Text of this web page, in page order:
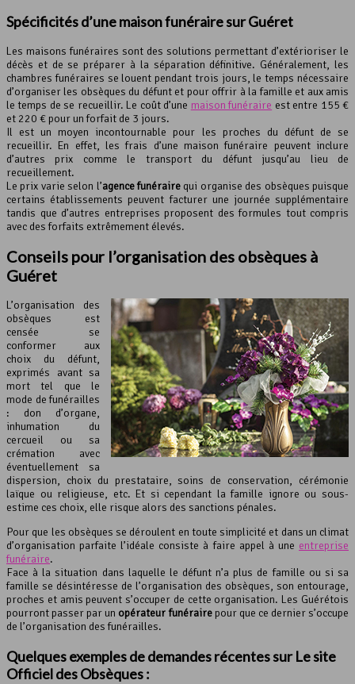
Spécificités d’unemaison funérairesur Guéret
Les maisons funéraires sont des solutions permettant d’extérioriser le
décès et de se préparer à la séparation définitive. Généralement, les
chambres funéraires se louent pendant trois jours, le temps nécessaire
d’organiser les obsèques du défunt et pour offrir à la famille et aux amis
le temps de se recueillir. Le coût d’une maison funéraire est entre 155 €
et 220 € pour un forfait de 3 jours.
Il est un moyen incontournable pour les proches du défunt de se
recueillir. En effet, les frais d’une maison funéraire peuvent inclure
d’autres prix comme le transport du défunt jusqu’au lieu de
recueillement.
Le prix varie selon l’agence funéraire qui organise des obsèques puisque
certains établissements peuvent facturer une journée supplémentaire
tandis que d’autres entreprises proposent des formules tout compris
avec des forfaits extrêmement élevés.
Conseils pour l’organisation des obsèques à
Guéret
L’organisation des
obsèques est
censée se
conformer aux
choix du défunt,
exprimés avant sa
mort tel que le
mode de funérailles
: don d’organe,
inhumation du
cercueil ou sa
crémation avec
éventuellement sa
dispersion, choix du prestataire, soins de conservation, cérémonie
laïque ou religieuse, etc. Et si cependant la famille ignore ou sous-
estime ces choix, elle risque alors des sanctions pénales.
Pour que les obsèques se déroulent en toute simplicité et dans un climat
d’organisation parfaite l’idéale consiste à faire appel à une entreprise
funéraire.
Face à la situation dans laquelle le défunt n’a plus de famille ou si sa
famille se désintéresse de l’organisation des obsèques, son entourage,
proches et amis peuvent s’occuper de cette organisation. Les Guérétois
pourront passer par un opérateur funérairepour que ce dernier s’occupe
de l’organisation des funérailles.
Quelques exemples de demandes récentes sur Le site
Officiel des Obsèques :